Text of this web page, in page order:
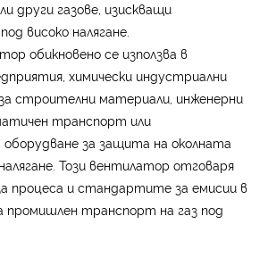
други газове, изискващи
високо налягане.
обикновено се използва в
химически индустриални
строителни материали, инженерни
транспорт или
оборудване за защита на околната
Този вентилатор отговаря
процеса и стандартите за емисии в
промишлен транспорт на газ под